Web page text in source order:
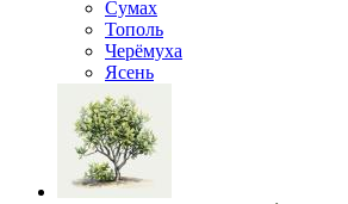
Сумах
Тополь
Черёмуха
Ясень